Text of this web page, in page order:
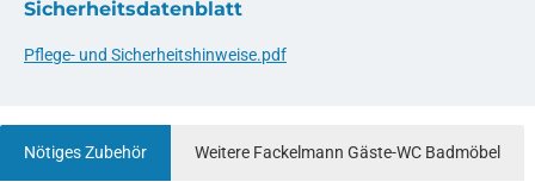
Sicherheitsdatenblatt
Pflege- und Sicherheitshinweise.pdf
Nötiges Zubehör Weitere Fackelmann Gäste-WC Badmöbel